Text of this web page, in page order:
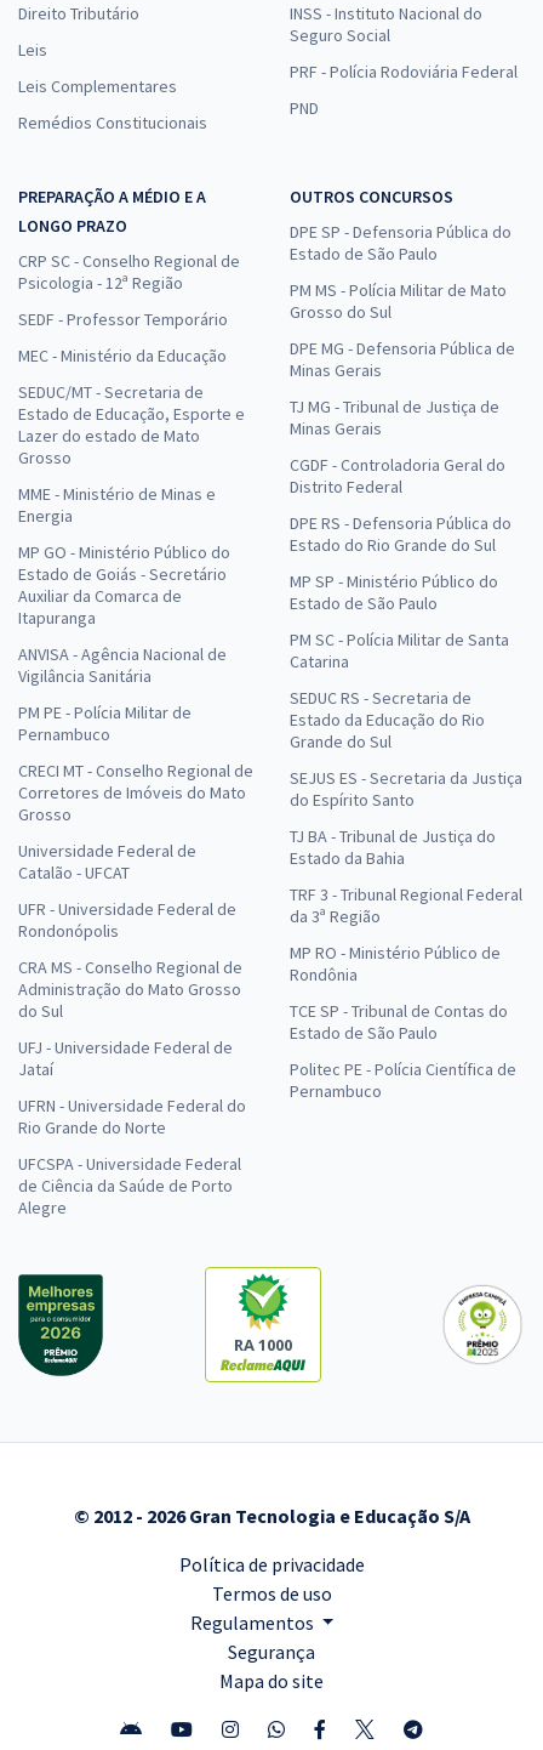
Direito Tributário
Leis
Leis Complementares
Remédios Constitucionais
INSS - Instituto Nacional do
Seguro Social
PRF - Polícia Rodoviária Federal
PND
PREPARAÇÃO A MÉDIO E A
LONGO PRAZO
CRP SC - Conselho Regional de
Psicologia - 12ª Região
SEDF - Professor Temporário
MEC - Ministério da Educação
SEDUC/MT - Secretaria de
Estado de Educação, Esporte e
Lazer do estado de Mato
Grosso
MME - Ministério de Minas e
Energia
MP GO - Ministério Público do
Estado de Goiás - Secretário
Auxiliar da Comarca de
Itapuranga
ANVISA - Agência Nacional de
Vigilância Sanitária
PM PE - Polícia Militar de
Pernambuco
CRECI MT - Conselho Regional de
Corretores de Imóveis do Mato
Grosso
Universidade Federal de
Catalão - UFCAT
UFR - Universidade Federal de
Rondonópolis
CRA MS - Conselho Regional de
Administração do Mato Grosso
do Sul
UFJ - Universidade Federal de
Jataí
UFRN - Universidade Federal do
Rio Grande do Norte
UFCSPA - Universidade Federal
de Ciência da Saúde de Porto
Alegre
OUTROS CONCURSOS
DPE SP - Defensoria Pública do
Estado de São Paulo
PM MS - Polícia Militar de Mato
Grosso do Sul
DPE MG - Defensoria Pública de
Minas Gerais
TJ MG - Tribunal de Justiça de
Minas Gerais
CGDF - Controladoria Geral do
Distrito Federal
DPE RS - Defensoria Pública do
Estado do Rio Grande do Sul
MP SP - Ministério Público do
Estado de São Paulo
PM SC - Polícia Militar de Santa
Catarina
SEDUC RS - Secretaria de
Estado da Educação do Rio
Grande do Sul
SEJUS ES - Secretaria da Justiça
do Espírito Santo
TJ BA - Tribunal de Justiça do
Estado da Bahia
TRF 3 - Tribunal Regional Federal
da 3ª Região
MP RO - Ministério Público de
Rondônia
TCE SP - Tribunal de Contas do
Estado de São Paulo
Politec PE - Polícia Científica de
Pernambuco
RA 1000
© 2012 - 2026 Gran Tecnologia e Educação S/A
Política de privacidade
Termos de uso
Regulamentos
Segurança
Mapa do site